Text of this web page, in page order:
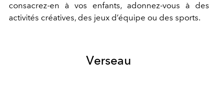
consacrez-en à vos enfants, adonnez-vous à des
activités créatives, des jeux d’équipe ou des sports.
Verseau